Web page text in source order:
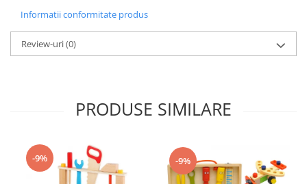
Informatii conformitate produs
Review-uri(0)
PRODUSE SIMILARE
-9% -9%